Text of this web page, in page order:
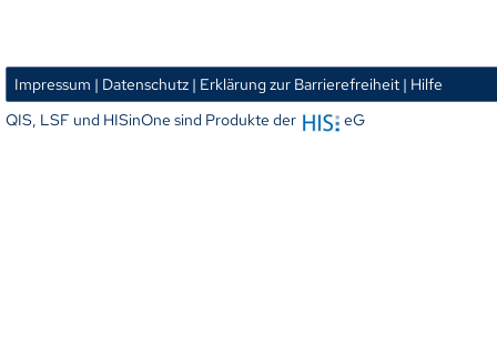
Impressum | Datenschutz | Erklärung zur Barrierefreiheit | Hilfe
QIS, LSF und HISinOne sind Produkte der
eG